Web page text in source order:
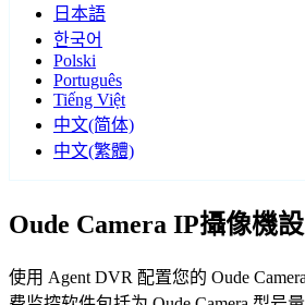
日本語
한국어
Polski
Português
Tiếng Việt
中文(简体)
中文(繁體)
Oude Camera IP攝像機
使用 Agent DVR 配置您的 Oude